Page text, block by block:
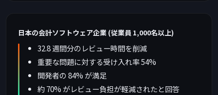
日本の会計ソフトウェア企業 (従業員 1,000名以上)
32.8 週間分のレビュー時間を削減
重要な問題に対する受け入れ率 54%
開発者の 84% が満足
約 70% がレビュー負担が軽減されたと回答